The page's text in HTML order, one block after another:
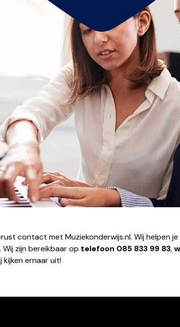
contact met Muziekonderwijs.nl. Wij helpen
zijn bereikbaar op telefoon 085 833 99 83,
kijken ernaar uit!